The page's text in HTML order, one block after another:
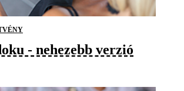
- nehezebb verzió